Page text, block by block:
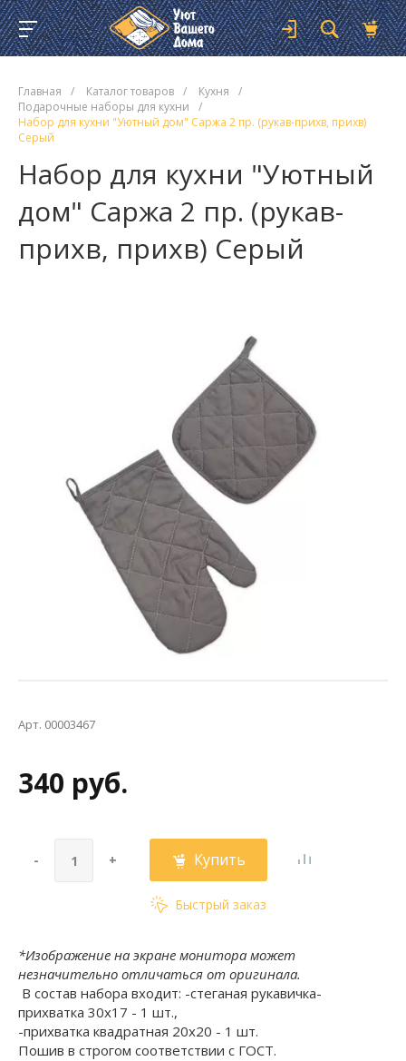
Главная / Каталог товаров / Кухня
/
Подарочные наборы для кухни
/
Набор для кухни "Уютный дом" Саржа 2 пр. (рукав-прихв, прихв)
Серый
Набор для кухни "Уютный
дом" Саржа 2 пр. (рукав-
прихв, прихв) Серый
Арт. 00003467
340 руб.
- + Купить
Быстрый заказ
*Изображение на экране монитора может
незначительно отличаться от оригинала.
В состав набора входит: -стеганая рукавичка-
прихватка 30х17 - 1 шт.,
-прихватка квадратная 20х20 - 1 шт.
Пошив в строгом соответствии с ГОСТ.